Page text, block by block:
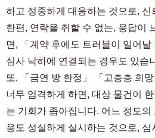
하고 정중하게 대응하는 것으로,
한편, 연락을 취할 수 없는, 응답이
면, 「계약 후에도 트러블이 일어날
심사 낙하에 연결되는 경우도 있습
또, 「금연 방 한정」 「고층층 희
너무 엄격하게 하면, 대상 물건이
는 기회가 좁아집니다. 어느 정도의
응도 성실하게 실시하는 것으로,